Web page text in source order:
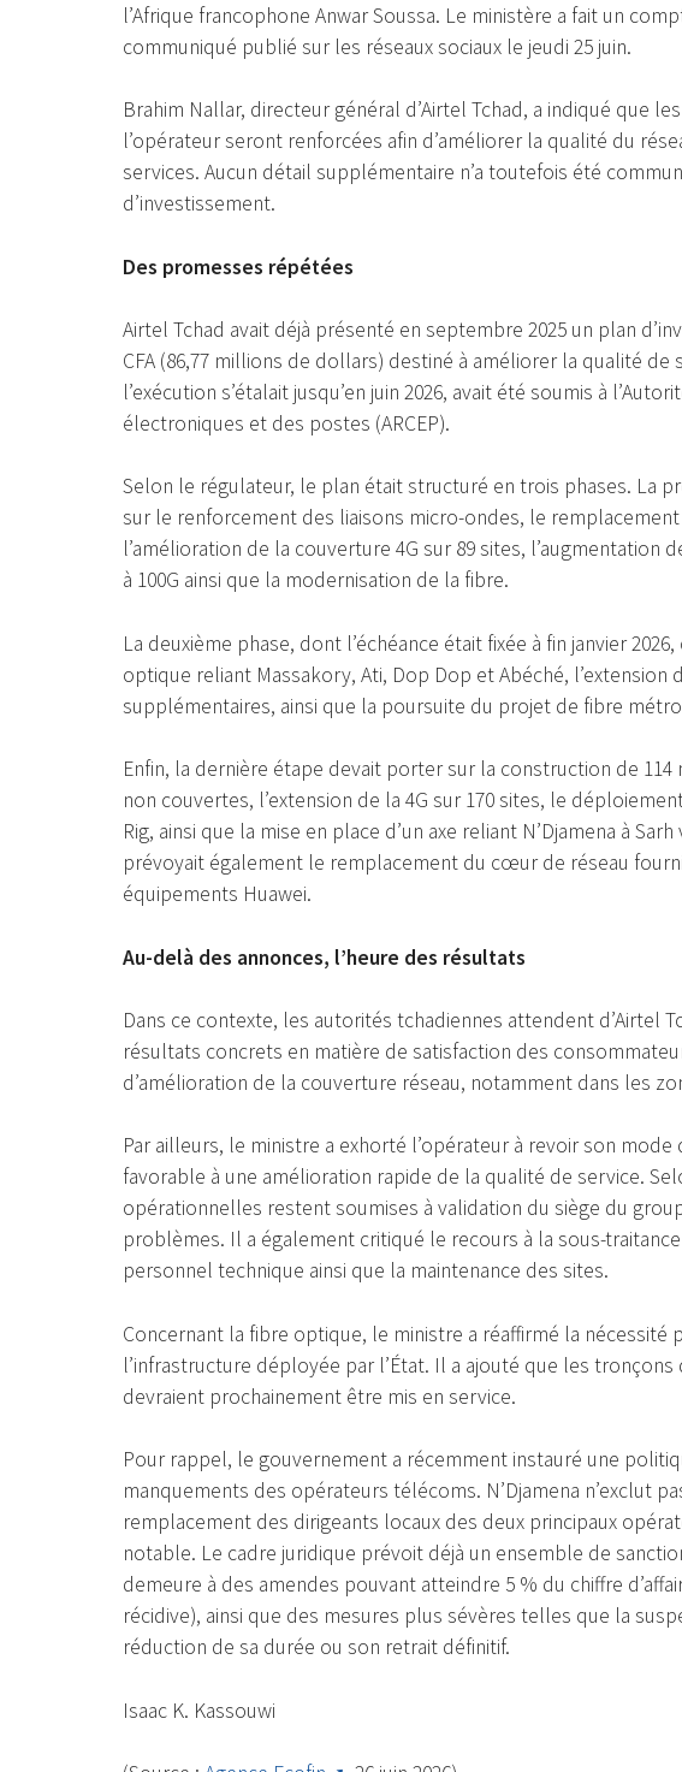
l’Afrique francophone Anwar Soussa. Le ministère a fait un
communiqué publié sur les réseaux sociaux le jeudi 25 juin.
Brahim Nallar, directeur général d’Airtel Tchad, a indiqué que
l’opérateur seront renforcées afin d’améliorer la qualité du
services. Aucun détail supplémentaire n’a toutefois été
d’investissement.
Des promesses répétées
Airtel Tchad avait déjà présenté en septembre 2025 un plan
CFA (86,77 millions de dollars) destiné à améliorer la qualité
l’exécution s’étalait jusqu’en juin 2026, avait été soumis à
électroniques et des postes (ARCEP).
Selon le régulateur, le plan était structuré en trois phases. La
sur le renforcement des liaisons micro-ondes, le
l’amélioration de la couverture 4G sur 89 sites, l’augmentation
à 100G ainsi que la modernisation de la fibre.
La deuxième phase, dont l’échéance était fixée à fin janvier
optique reliant Massakory, Ati, Dop Dop et Abéché, l’extension
supplémentaires, ainsi que la poursuite du projet de fibre
Enfin, la dernière étape devait porter sur la construction de
non couvertes, l’extension de la 4G sur 170 sites, le
Rig, ainsi que la mise en place d’un axe reliant N’Djamena à
prévoyait également le remplacement du cœur de réseau
équipements Huawei.
Au-delà des annonces, l’heure des résultats
Dans ce contexte, les autorités tchadiennes attendent d’Airtel
résultats concrets en matière de satisfaction des
d’amélioration de la couverture réseau, notamment dans les
Par ailleurs, le ministre a exhorté l’opérateur à revoir son
favorable à une amélioration rapide de la qualité de service.
opérationnelles restent soumises à validation du siège du
problèmes. Il a également critiqué le recours à la sous-
personnel technique ainsi que la maintenance des sites.
Concernant la fibre optique, le ministre a réaffirmé la nécessité
l’infrastructure déployée par l’État. Il a ajouté que les
devraient prochainement être mis en service.
Pour rappel, le gouvernement a récemment instauré une
manquements des opérateurs télécoms. N’Djamena n’exclut
remplacement des dirigeants locaux des deux principaux
notable. Le cadre juridique prévoit déjà un ensemble de
demeure à des amendes pouvant atteindre 5 % du chiffre
récidive), ainsi que des mesures plus sévères telles que la
réduction de sa durée ou son retrait définitif.
Isaac K. Kassouwi